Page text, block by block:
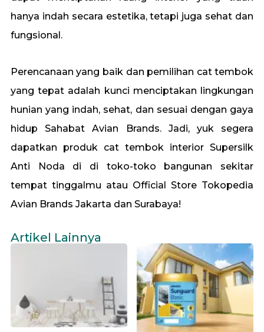
hanya indah secara estetika, tetapi juga sehat dan
fungsional.
Perencanaan yang baik dan pemilihan cat tembok
yang tepat adalah kunci menciptakan lingkungan
hunian yang indah, sehat, dan sesuai dengan gaya
hidup Sahabat Avian Brands. Jadi, yuk segera
dapatkan produk cat tembok interior Supersilk
Anti Noda di di toko-toko bangunan sekitar
tempat tinggalmu atau Official Store Tokopedia
Avian Brands Jakarta dan Surabaya!
Artikel Lainnya